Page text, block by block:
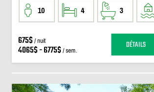
10 4 3
675$ / nuit
4065$ - 6775$ / sem. DÉTAILS